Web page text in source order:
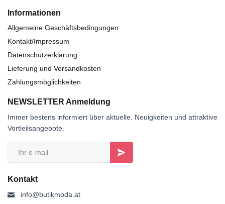
Informationen
Allgemeine Geschäftsbedingungen
Kontakt/Impressum
Datenschutzerklärung
Lieferung und Versandkosten
Zahlungsmöglichkeiten
NEWSLETTER Anmeldung
Immer bestens informiert über aktuelle. Neuigkeiten und attraktive
Vortleilsangebote.
Kontakt
info@butikmoda.at